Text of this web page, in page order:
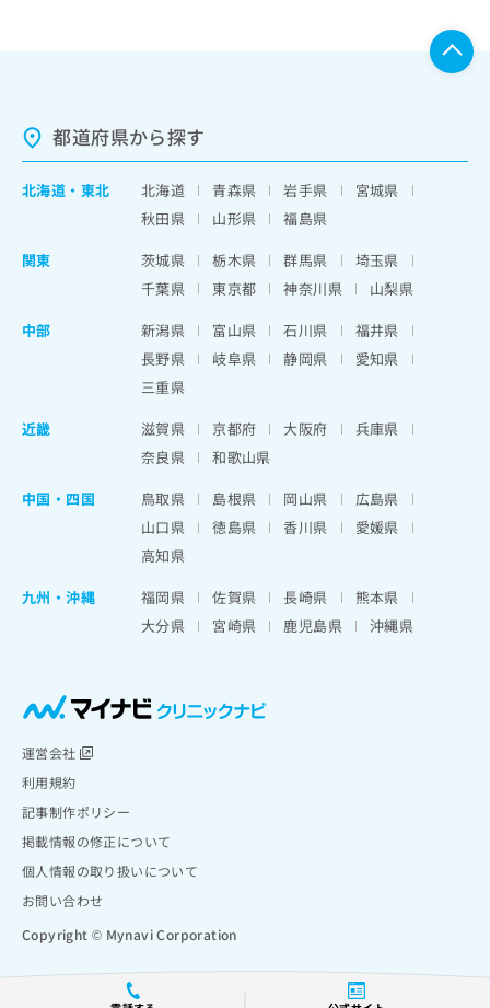
都道府県から探す
北海道 ・ 東北 北海道 青森県 岩手県
宮城県
秋田県
山形県
福島県
関東
茨城県 栃木県 群馬県
埼玉県
千葉県
東京都 神奈川県
山梨県
中部
新潟県 富山県 石川県
福井県
長野県
岐阜県 静岡県
愛知県
三重県
近畿
滋賀県 京都府 大阪府
兵庫県
奈良県
和歌山県
中国・四国
鳥取県 島根県 岡山県
広島県
山口県
徳島県 香川県
愛媛県
高知県
九州・沖縄
福岡県 佐賀県 長崎県
熊本県
大分県
宮崎県 鹿児島県 沖縄県
運営会社
利用規約
記事制作ポリシー
掲載情報の修正について
個人情報の取り扱いについて
お問い合わせ
Copyright © Mynavi Corporation